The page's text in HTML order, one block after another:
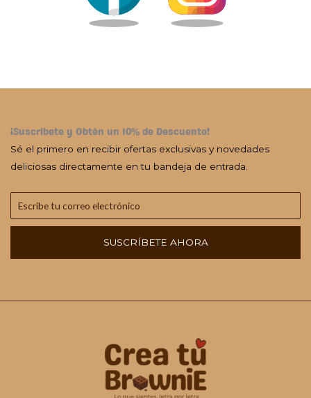
¡Suscríbete y Obtén un 10% de Descuento!
Sé el primero en recibir ofertas exclusivas y novedades
deliciosas directamente en tu bandeja de entrada.
SUSCRÍBETE AHORA